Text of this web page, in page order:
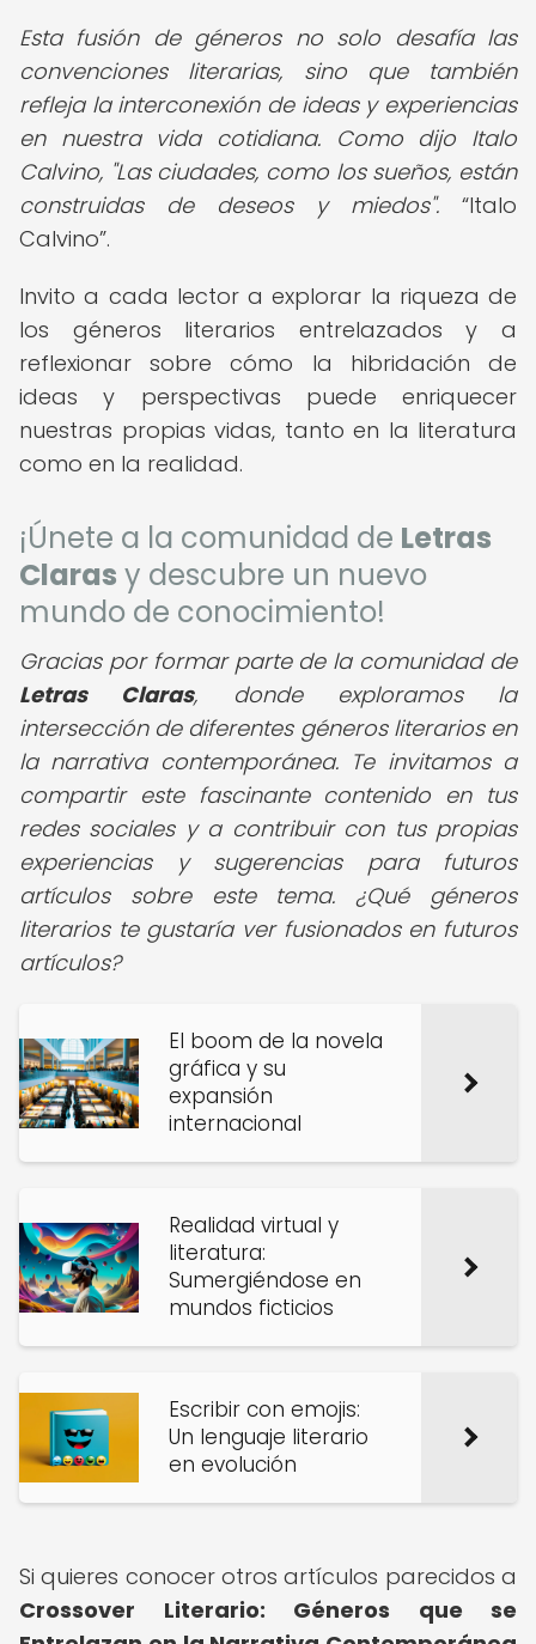
Esta fusión de géneros no solo desafía las
convenciones literarias, sino que también
refleja la interconexión de ideas y experiencias
en nuestra vida cotidiana. Como dijo Italo
Calvino, "Las ciudades, como los sueños, están
construidas de deseos y miedos".
Italo
Calvino .
Invito a cada lector a explorar la riqueza de
los géneros literarios entrelazados y a
reflexionar sobre cómo la hibridación de
ideas y perspectivas puede enriquecer
nuestras propias vidas, tanto en la literatura
como en la realidad.
¡Únete a la comunidad de Letras
Claras y descubre un nuevo
mundo de conocimiento!
Gracias por formar parte de la comunidad de
Letras Claras, donde exploramos la
intersección de diferentes géneros literarios en
la narrativa contemporánea. Te invitamos a
compartir este fascinante contenido en tus
redes sociales y a contribuir con tus propias
experiencias y sugerencias para futuros
artículos sobre este tema. ¿Qué géneros
literarios te gustaría ver fusionados en futuros
artículos?
El boom de la novela
gráfica y su
expansión
internacional
Realidad virtual y
literatura:
Sumergiéndose en
mundos ficticios
Escribir con emojis:
Un lenguaje literario
en evolución
Si quieres conocer otros artículos parecidos a
Crossover Literario: Géneros que se